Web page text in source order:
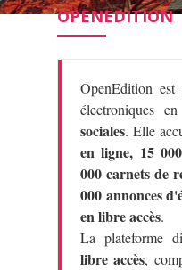
OPENEDITION
OpenEdition est
électroniques en
sociales. Elle
en ligne, 15
000 carnets de
000 annonces
en libre accès.
La plateforme
libre accès,